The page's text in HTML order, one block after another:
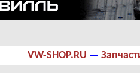
VW-SHOP.RU —